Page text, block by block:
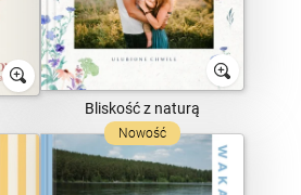
Bliskość z naturą
Nowość